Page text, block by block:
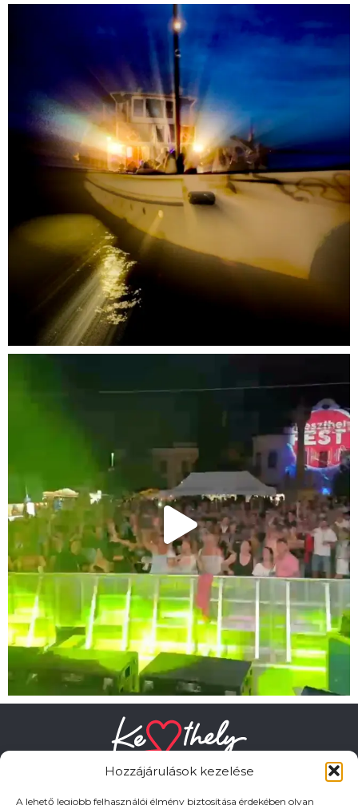
Hozzájárulások kezelése
A lehető legjobb felhasználói élmény biztosítása érdekében olyan